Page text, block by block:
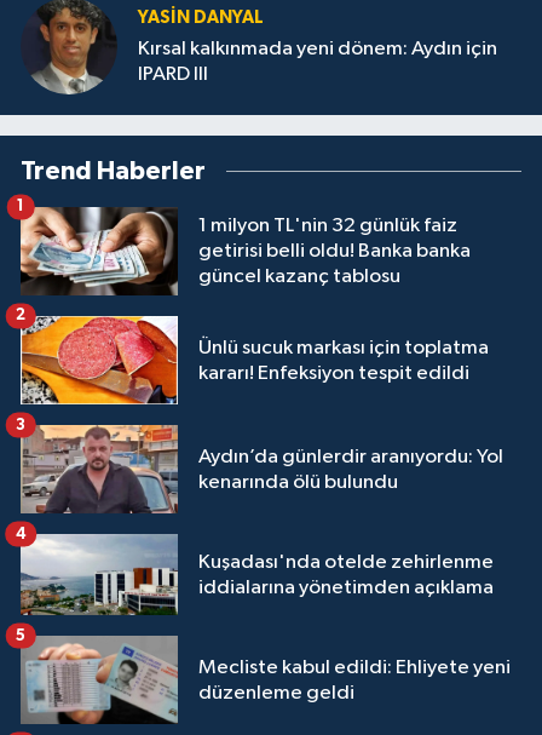
YASIN DANYAL
Kırsal kalkınmada yeni dönem: Aydın için
IPARD III
Trend Haberler
1 milyon TL'nin 32 günlük faiz
getirisi belli oldu! Banka banka
güncel kazanç tablosu
1
Ünlü sucuk markası için toplatma
kararı! Enfeksiyon tespit edildi
2
Aydın’da günlerdir aranıyordu: Yol
kenarında ölü bulundu
3
Kuşadası'nda otelde zehirlenme
iddialarına yönetimden açıklama
4
Mecliste kabul edildi: Ehliyete yeni
düzenleme geldi
5